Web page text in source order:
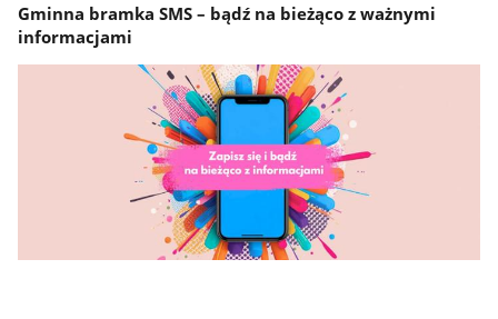
Gminna bramka SMS – bądź na bieżąco z ważnymi
informacjami